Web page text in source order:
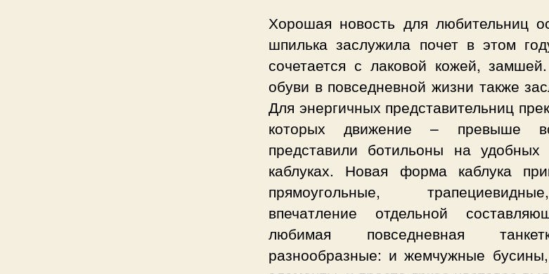
Хорошая новость для любительниц
шпилька заслужила почет в этом
сочетается с лаковой кожей,
обуви в повседневной жизни также
Для энергичных представительниц
которых движение – превыше
представили ботильоны на удобных
каблуках. Новая форма каблука
прямоугольные,
впечатление отдельной
любимая повседневная
разнообразные: и жемчужные